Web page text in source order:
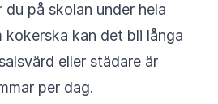
du på skolan under hela
kokerska kan det bli långa
eller städare är
per dag.